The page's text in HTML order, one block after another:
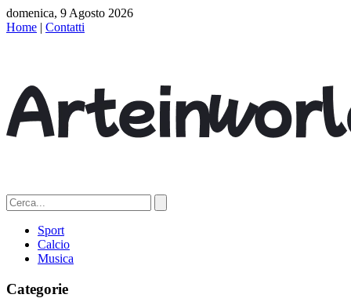
domenica, 9 Agosto 2026
Home | Contatti
Sport
Calcio
Musica
Categorie